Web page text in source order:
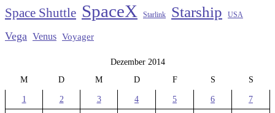
Space Shuttle SpaceX Starlink Starship USA
Vega Venus Voyager
Dezember 2014
M
D M D F S S
1 2 3 4 5 6 7